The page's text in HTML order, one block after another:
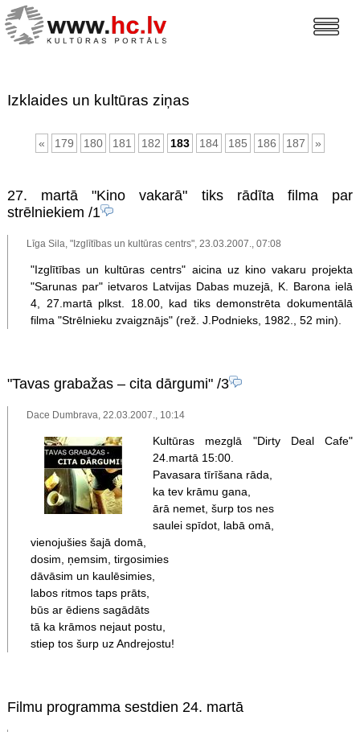
Izklaides un kultūras ziņas
« 179 180 181 182 183 184 185 186 187 »
27. martā "Kino vakarā" tiks rādīta filma par
strēlniekiem /1
Līga Sila, "Izglītības un kultūras centrs", 23.03.2007., 07:08
"Izglītības un kultūras centrs" aicina uz kino vakaru projekta
"Sarunas par" ietvaros Latvijas Dabas muzejā, K. Barona ielā
4, 27.martā plkst. 18.00, kad tiks demonstrēta dokumentālā
filma "Strēlnieku zvaigznājs" (rež. J.Podnieks, 1982., 52 min).
"Tavas grabažas – cita dārgumi"/3
Dace Dumbrava, 22.03.2007., 10:14
Kultūras mezglā "Dirty Deal Cafe"
24.martā 15:00.
Pavasara tīrīšana rāda,
ka tev krāmu gana,
ārā nemet, šurp tos nes
saulei spīdot, labā omā,
vienojušies šajā domā,
dosim, ņemsim, tirgosimies
dāvāsim un kaulēsimies,
labos ritmos taps prāts,
būs ar ēdiens sagādāts
tā ka krāmos nejaut postu,
stiep tos šurp uz Andrejostu!
Filmu programma sestdien 24. martā